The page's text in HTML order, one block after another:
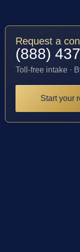
Request a
(888)
Toll-free intake ·
Start your